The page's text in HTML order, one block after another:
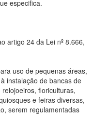
especifica.
artigo 24 da Lei nº 8.666,
uso de pequenas áreas,
instalação de bancas de
floriculturas,
e feiras diversas,
serem regulamentadas